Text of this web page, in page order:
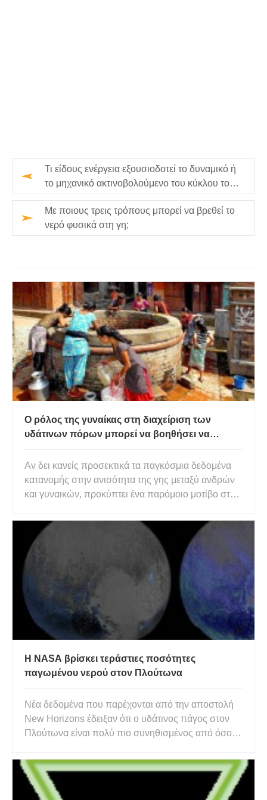
Τι είδους ενέργεια εξουσιοδοτεί το δυναμικό ή
το μηχανικό ακτινοβολούμενο του κύκλου του
νερού;
Με ποιους τρεις τρόπους μπορεί να βρεθεί το
νερό φυσικά στη γη;
Ο ρόλος της γυναίκας στη διαχείριση των
υδάτινων πόρων μπορεί να βοηθήσει να
Αν δει κανείς προσεκτικά τα παγκόσμια δεδομένα
κατανομής στην ανισότητα της γης μεταξύ ανδρών
και γυναικών, προκύπτει ένα παρόμοιο μοτίβο στη
επιφανειακού νερού απευθείας από την πηγή είναι
υψηλότερη όπου η δυναμική ισχύος μεταξύ
αρσενικών και θηλυκών είναι
Η NASA βρίσκει τεράστιες ποσότητες
παγωμένου νερού στον Πλούτωνα
Νέα δεδομένα που παρέχονται από την αποστολή
New Horizons έδειξαν ότι ο υδάτινος πάγος στον
Πλούτωνα είναι πολύ πιο συνηθισμένος από όσο
εκπλήξεις. Όχι μόνο έχει μια αραιή ατμόσφαιρα και
είναι γεωλογικά ενεργό, αλλά φιλοξενεί επίσης
τεράστιες ποσότητες πα